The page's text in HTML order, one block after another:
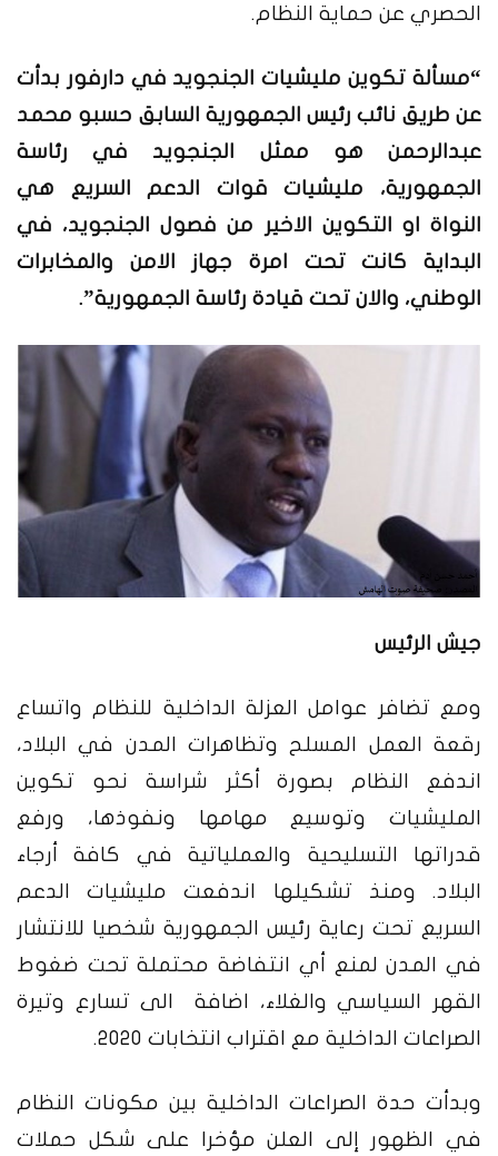
الحصري عن حماية النظام.
“مسألة تكوين مليشيات الجنجويد في دارفور بدأت
عن طريق نائب رئيس الجمهورية السابق حسبو محمد
عبدالرحمن هو ممثل الجنجويد في رئاسة
الجمهورية، مليشيات قوات الدعم السريع هي
النواة او التكوين الاخير من فصول الجنجويد، في
البداية كانت تحت امرة جهاز الامن والمخابرات
الوطني، والان تحت قيادة رئاسة الجمهورية”.
جيش الرئيس
ومع تضافر عوامل العزلة الداخلية للنظام واتساع
رقعة العمل المسلح وتظاهرات المدن في البلاد،
اندفع النظام بصورة أكثر شراسة نحو تكوين
المليشيات وتوسيع مهامها ونفوذها، ورفع
قدراتها التسليحية والعملياتية في كافة أرجاء
البلاد. ومنذ تشكيلها اندفعت مليشيات الدعم
السريع تحت رعاية رئيس الجمهورية شخصيا للانتشار
في المدن لمنع أي انتفاضة محتملة تحت ضغوط
القهر السياسي والغلاء، اضافة الى تسارع وتيرة
الصراعات الداخلية مع اقتراب انتخابات 2020.
وبدأت حدة الصراعات الداخلية بين مكونات النظام
في الظهور إلى العلن مؤخرا على شكل حملات